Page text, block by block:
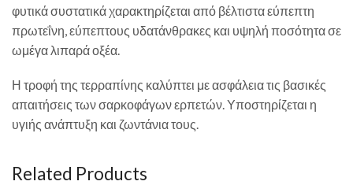
φυτικά συστατικά χαρακτηρίζεται από βέλτιστα εύπεπτη
πρωτεΐνη, εύπεπτους υδατάνθρακες και υψηλή ποσότητα σε
ωμέγα λιπαρά οξέα.
Η τροφή της τερραπίνης καλύπτει με ασφάλεια τις βασικές
απαιτήσεις των σαρκοφάγων ερπετών. Υποστηρίζεται η
υγιής ανάπτυξη και ζωντάνια τους.
Related Products